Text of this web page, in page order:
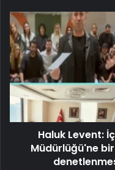
Haluk Levent:
Müdürlüğü'ne